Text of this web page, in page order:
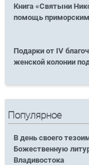
Книга «Святыни
помощь
Подарки от IV
женской колонии
Популярное
В день своего
Божественную
Владивостока